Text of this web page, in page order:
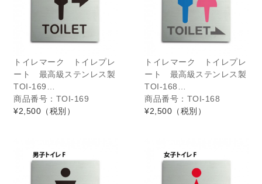
トイレマーク トイレプレ
ート 最高級ステンレス製
TOI-169…
商品番号：TOI-169
¥2,500 （税別）
トイレマーク トイレプレ
ート 最高級ステンレス製
TOI-168…
商品番号：TOI-168
¥2,500 （税別）